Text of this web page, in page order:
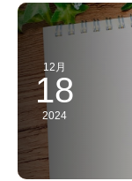
12月
18
2024